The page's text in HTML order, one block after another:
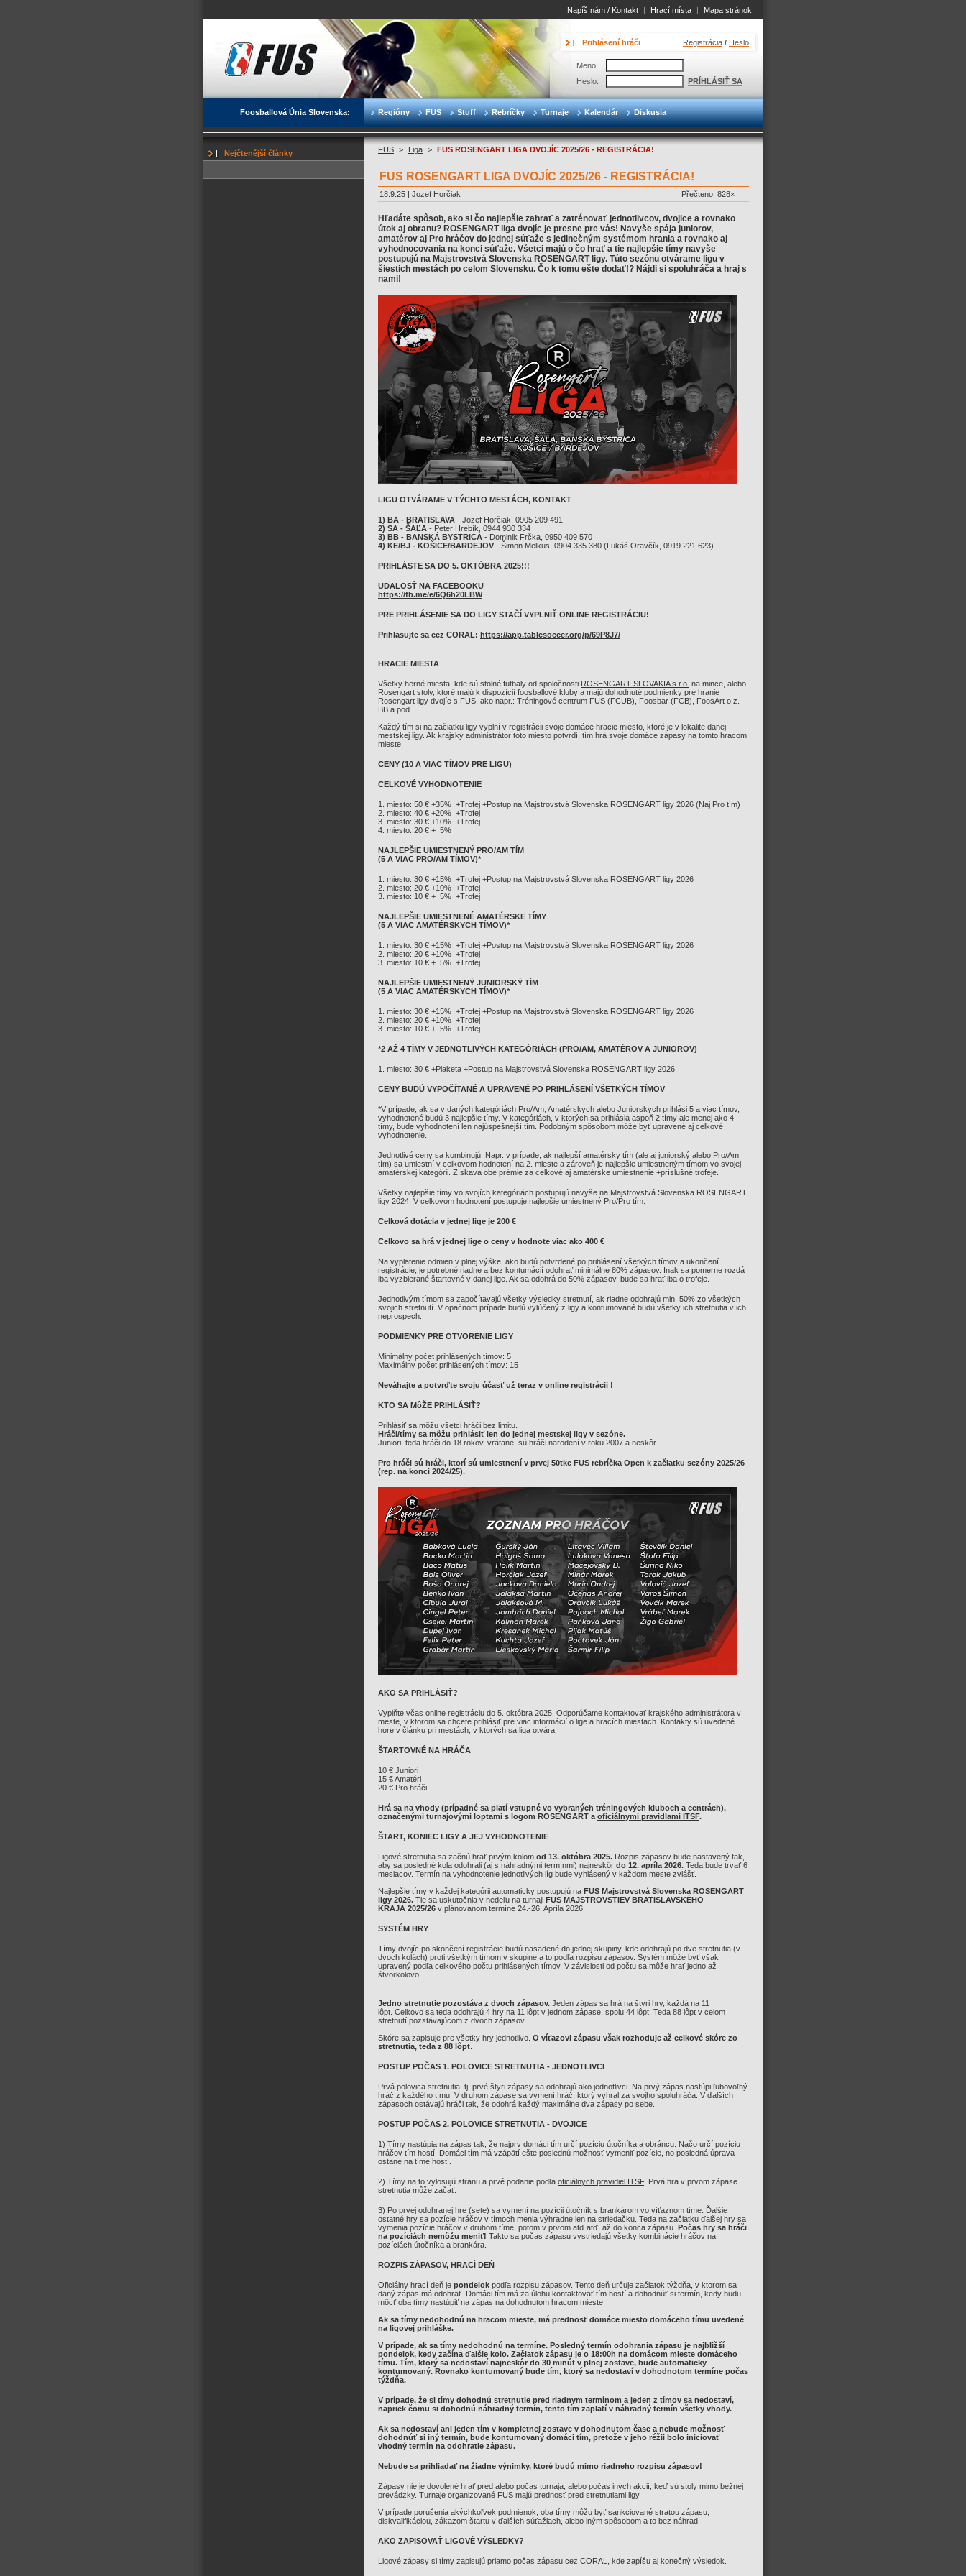
Napíš nám / Kontakt | Hrací místa | Mapa stránok
Foosballová Únia Slovenska: Regióny FUS Stuff Rebríčky Turnaje Kalendár Diskusia
Prihlásení hráči Registrácia / Heslo
Meno:
Heslo:
PRÍHLÁSIŤ SA
Nejčtenější články FUS > Liga > FUS ROSENGART LIGA DVOJÍC 2025/26 - REGISTRÁCIA!
FUS ROSENGART LIGA DVOJÍC 2025/26 - REGISTRÁCIA!
18.9.25 | Jozef Horčiak Přečteno: 828×
Hľadáte spôsob, ako si čo najlepšie zahrať a zatrénovať jednotlivcov, dvojice a rovnako
útok aj obranu? ROSENGART liga dvojíc je presne pre vás! Navyše spája juniorov,
amatérov aj Pro hráčov do jednej súťaže s jedinečným systémom hrania a rovnako aj
vyhodnocovania na konci súťaže. Všetci majú o čo hrať a tie najlepšie tímy navyše
postupujú na Majstrovstvá Slovenska ROSENGART ligy. Túto sezónu otvárame ligu v
šiestich mestách po celom Slovensku. Čo k tomu ešte dodať!? Nájdi si spoluhráča a hraj s
nami!
LIGU OTVÁRAME V TÝCHTO MESTÁCH, KONTAKT
1) BA - BRATISLAVA - Jozef Horčiak, 0905 209 491
2) SA - ŠAĽA - Peter Hrebík, 0944 930 334
3) BB - BANSKÁ BYSTRICA - Dominik Frčka, 0950 409 570
4) KE/BJ - KOŠICE/BARDEJOV - Šimon Melkus, 0904 335 380 (Lukáš Oravčík, 0919 221 623)
PRIHLÁSTE SA DO 5. OKTÓBRA 2025!!!
UDALOSŤ NA FACEBOOKU
https://fb.me/e/6Q6h20LBW
PRE PRIHLÁSENIE SA DO LIGY STAČÍ VYPLNIŤ ONLINE REGISTRÁCIU!
Prihlasujte sa cez CORAL: https://app.tablesoccer.org/p/69P8J7/
HRACIE MIESTA
Všetky herné miesta, kde sú stolné futbaly od spoločnosti ROSENGART SLOVAKIA s.r.o. na mince, alebo
Rosengart stoly, ktoré majú k dispozícií foosballové kluby a majú dohodnuté podmienky pre hranie
Rosengart ligy dvojíc s FUS, ako napr.: Tréningové centrum FUS (FCUB), Foosbar (FCB), FoosArt o.z.
BB a pod.
Každý tím si na začiatku ligy vyplní v registrácii svoje domáce hracie miesto, ktoré je v lokalite danej
mestskej ligy. Ak krajský administrátor toto miesto potvrdí, tím hrá svoje domáce zápasy na tomto hracom
mieste.
CENY (10 A VIAC TÍMOV PRE LIGU)
CELKOVÉ VYHODNOTENIE
1. miesto: 50 € +35% +Trofej +Postup na Majstrovstvá Slovenska ROSENGART ligy 2026 (Naj Pro tím)
2. miesto: 40 € +20% +Trofej
3. miesto: 30 € +10% +Trofej
4. miesto: 20 € + 5%
NAJLEPŠIE UMIESTNENÝ PRO/AM TÍM
(5 A VIAC PRO/AM TÍMOV)*
1. miesto: 30 € +15% +Trofej +Postup na Majstrovstvá Slovenska ROSENGART ligy 2026
2. miesto: 20 € +10% +Trofej
3. miesto: 10 € + 5% +Trofej
NAJLEPŠIE UMIESTNENÉ AMATÉRSKE TÍMY
(5 A VIAC AMATÉRSKYCH TÍMOV)*
1. miesto: 30 € +15% +Trofej +Postup na Majstrovstvá Slovenska ROSENGART ligy 2026
2. miesto: 20 € +10% +Trofej
3. miesto: 10 € + 5% +Trofej
NAJLEPŠIE UMIESTNENÝ JUNIORSKÝ TÍM
(5 A VIAC AMATÉRSKYCH TÍMOV)*
1. miesto: 30 € +15% +Trofej +Postup na Majstrovstvá Slovenska ROSENGART ligy 2026
2. miesto: 20 € +10% +Trofej
3. miesto: 10 € + 5% +Trofej
*2 AŽ 4 TÍMY V JEDNOTLIVÝCH KATEGÓRIÁCH (PRO/AM, AMATÉROV A JUNIOROV)
1. miesto: 30 € +Plaketa +Postup na Majstrovstvá Slovenska ROSENGART ligy 2026
CENY BUDÚ VYPOČÍTANÉ A UPRAVENÉ PO PRIHLÁSENÍ VŠETKÝCH TÍMOV
*V prípade, ak sa v daných kategóriách Pro/Am, Amatérskych alebo Juniorskych prihlási 5 a viac tímov,
vyhodnotené budú 3 najlepšie tímy. V kategóriách, v ktorých sa prihlásia aspoň 2 tímy ale menej ako 4
tímy, bude vyhodnotení len najúspešnejší tím. Podobným spôsobom môže byť upravené aj celkové
vyhodnotenie.
Jednotlivé ceny sa kombinujú. Napr. v prípade, ak najlepší amatérsky tím (ale aj juniorský alebo Pro/Am
tím) sa umiestní v celkovom hodnotení na 2. mieste a zároveň je najlepšie umiestneným tímom vo svojej
amatérskej kategórii. Získava obe prémie za celkové aj amatérske umiestnenie +príslušné trofeje.
Všetky najlepšie tímy vo svojích kategóriách postupujú navyše na Majstrovstvá Slovenska ROSENGART
ligy 2024. V celkovom hodnotení postupuje najlepšie umiestnený Pro/Pro tím.
Celková dotácia v jednej lige je 200 €
Celkovo sa hrá v jednej lige o ceny v hodnote viac ako 400 €
Na vyplatenie odmien v plnej výške, ako budú potvrdené po prihlásení všetkých tímov a ukončení
registrácie, je potrebné riadne a bez kontumácií odohrať minimálne 80% zápasov. Inak sa pomerne rozdá
iba vyzbierané štartovné v danej lige. Ak sa odohrá do 50% zápasov, bude sa hrať iba o trofeje.
Jednotlivým tímom sa započítavajú všetky výsledky stretnutí, ak riadne odohrajú min. 50% zo všetkých
svojich stretnutí. V opačnom prípade budú vylúčený z ligy a kontumované budú všetky ich stretnutia v ich
neprospech.
PODMIENKY PRE OTVORENIE LIGY
Minimálny počet prihlásených tímov: 5
Maximálny počet prihlásených tímov: 15
Neváhajte a potvrďte svoju účasť už teraz v online registrácii !
KTO SA MôŽE PRIHLÁSIŤ?
Prihlásiť sa môžu všetci hráči bez limitu.
Hráči/tímy sa môžu prihlásiť len do jednej mestskej ligy v sezóne.
Juniori, teda hráči do 18 rokov, vrátane, sú hráči narodení v roku 2007 a neskôr.
Pro hráči sú hráči, ktorí sú umiestnení v prvej 50tke FUS rebríčka Open k začiatku sezóny 2025/26
(rep. na konci 2024/25).
AKO SA PRIHLÁSIŤ?
Vyplňte včas online registráciu do 5. októbra 2025. Odporúčame kontaktovať krajského administrátora v
meste, v ktorom sa chcete prihlásiť pre viac informácií o lige a hracích miestach. Kontakty sú uvedené
hore v článku pri mestách, v ktorých sa liga otvára.
ŠTARTOVNÉ NA HRÁČA
10 € Juniori
15 € Amatéri
20 € Pro hráči
Hrá sa na vhody (prípadné sa platí vstupné vo vybraných tréningových kluboch a centrách),
označenými turnajovými loptami s logom ROSENGART a oficiálnymi pravidlami ITSF.
ŠTART, KONIEC LIGY A JEJ VYHODNOTENIE
Ligové stretnutia sa začnú hrať prvým kolom od 13. októbra 2025. Rozpis zápasov bude nastavený tak,
aby sa posledné kola odohrali (aj s náhradnými termínmi) najneskôr do 12. apríla 2026. Teda bude trvať 6
mesiacov. Termín na vyhodnotenie jednotlivých líg bude vyhlásený v každom meste zvlášť.
Najlepšie tímy v každej kategórii automaticky postupujú na FUS Majstrovstvá Slovenska ROSENGART
ligy 2026. Tie sa uskutočnia v nedeľu na turnaji FUS MAJSTROVSTIEV BRATISLAVSKÉHO
KRAJA 2025/26 v plánovanom termíne 24.-26. Apríla 2026.
SYSTÉM HRY
Tímy dvojíc po skončení registrácie budú nasadené do jednej skupiny, kde odohrajú po dve stretnutia (v
dvoch kolách) proti všetkým tímom v skupine a to podľa rozpisu zápasov. Systém môže byť však
upravený podľa celkového počtu prihlásených tímov. V závislosti od počtu sa môže hrať jedno až
štvorkolovo.
Jedno stretnutie pozostáva z dvoch zápasov. Jeden zápas sa hrá na štyri hry, každá na 11
lôpt. Celkovo sa teda odohrajú 4 hry na 11 lôpt v jednom zápase, spolu 44 lôpt. Teda 88 lôpt v celom
stretnutí pozstávajúcom z dvoch zápasov.
Skóre sa zapisuje pre všetky hry jednotlivo. O víťazovi zápasu však rozhoduje až celkové skóre zo
stretnutia, teda z 88 lôpt
POSTUP POČAS 1. POLOVICE STRETNUTIA - JEDNOTLIVCI
Prvá polovica stretnutia, tj. prvé štyri zápasy sa odohrajú ako jednotlivci. Na prvý zápas nastúpi ľubovoľný
hráč z každého tímu. V druhom zápase sa vymení hráč, ktorý vyhral za svojho spoluhráča. V ďalších
zápasoch ostávajú hráči tak, že odohrá každý maximálne dva zápasy po sebe.
POSTUP POČAS 2. POLOVICE STRETNUTIA - DVOJICE
1) Tímy nastúpia na zápas tak, že najprv domáci tím určí pozíciu útočníka a obráncu. Načo určí pozíciu
hráčov tím hostí. Domáci tím má vzápätí ešte poslednú možnosť vymeniť pozície, no posledná úprava
ostane na tíme hostí.
2) Tímy na to vylosujú stranu a prvé podanie podľa oficiálnych pravidiel ITSF. Prvá hra v prvom zápase
stretnutia môže začať.
3) Po prvej odohranej hre (sete) sa vymení na pozícii útočník s brankárom vo víťaznom tíme. Ďalšie
ostatné hry sa pozície hráčov v tímoch menia výhradne len na striedačku. Teda na začiatku ďalšej hry sa
vymenia pozície hráčov v druhom tíme, potom v prvom atď atď, až do konca zápasu. Počas hry sa hráči
na pozíciách nemôžu meniť! Takto sa počas zápasu vystriedajú všetky kombinácie hráčov na
pozíciách útočníka a brankára.
ROZPIS ZÁPASOV, HRACÍ DEŇ
Oficiálny hrací deň je pondelok podľa rozpisu zápasov. Tento deň určuje začiatok týždňa, v ktorom sa
daný zápas má odohrať. Domáci tím má za úlohu kontaktovať tím hostí a dohodnúť si termín, kedy budu
môcť oba tímy nastúpiť na zápas na dohodnutom hracom mieste.
Ak sa tímy nedohodnú na hracom mieste, má prednosť domáce miesto domáceho tímu uvedené
na ligovej prihláške.
V prípade, ak sa tímy nedohodnú na termíne. Posledný termín odohrania zápasu je najbližší
pondelok, kedy začína ďalšie kolo. Začiatok zápasu je o 18:00h na domácom mieste domáceho
tímu. Tím, ktorý sa nedostaví najneskôr do 30 minút v plnej zostave, bude automaticky
kontumovaný. Rovnako kontumovaný bude tím, ktorý sa nedostaví v dohodnotom termíne počas
týždňa.
V prípade, že si tímy dohodnú stretnutie pred riadnym termínom a jeden z tímov sa nedostaví,
napriek čomu si dohodnú náhradný termín, tento tím zaplatí v náhradný termín všetky vhody.
Ak sa nedostaví ani jeden tím v kompletnej zostave v dohodnutom čase a nebude možnosť
dohodnúť si iný termín, bude kontumovaný domáci tím, pretože v jeho réžii bolo iniciovať
vhodný termín na odohratie zápasu.
Nebude sa prihliadať na žiadne výnimky, ktoré budú mimo riadneho rozpisu zápasov!
Zápasy nie je dovolené hrať pred alebo počas turnaja, alebo počas iných akcií, keď sú stoly mimo bežnej
prevádzky. Turnaje organizované FUS majú prednosť pred stretnutiami ligy.
V prípade porušenia akýchkoľvek podmienok, oba tímy môžu byť sankciované stratou zápasu,
diskvalifikáciou, zákazom štartu v ďalších súťažiach, alebo iným spôsobom a to bez náhrad.
AKO ZAPISOVAŤ LIGOVÉ VÝSLEDKY?
Ligové zápasy si tímy zapisujú priamo počas zápasu cez CORAL, kde zapíšu aj konečný výsledok.